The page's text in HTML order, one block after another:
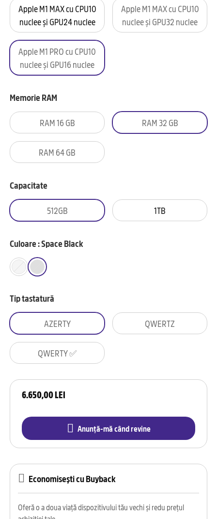
6.650,00 LEI
Anunță-mă când revine
Apple M1 MAX cu CPU10
nuclee și GPU24 nuclee
Apple M1 MAX cu CPU10
nuclee și GPU32 nuclee
Apple M1 PRO cu CPU10
nuclee și GPU16 nuclee
Memorie RAM
RAM 16 GB RAM 32 GB
RAM 64 GB
Capacitate
512GB 1TB
Culoare : Space Black
Tip tastatură
AZERTY QWERTZ
QWERTY ✅
Economisești cu Buyback
Oferă o a doua viață dispozitivului tău vechi și redu prețul